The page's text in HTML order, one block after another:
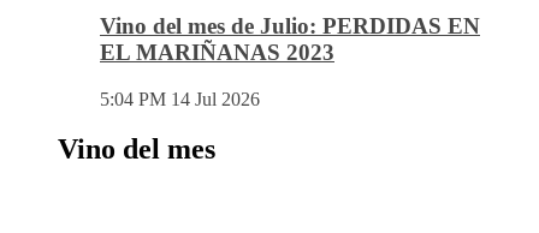
Vino del mes de Julio: PERDIDAS EN
EL MARIÑANAS 2023
5:04 PM 14 Jul 2026
Vino del mes